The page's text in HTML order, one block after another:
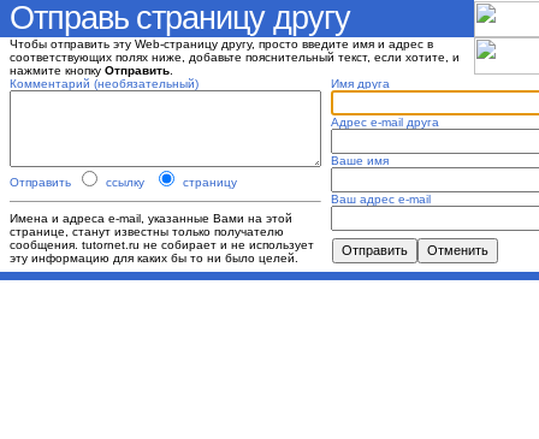
Отправь страницу другу
Чтобы отправить эту Web-страницу другу, просто введите имя и адрес в
соответствующих полях ниже, добавьте пояснительный текст, если хотите, и
нажмите кнопку Отправить
Комментарий (необязательный)
Отправить ссылку страницу
Имена и адреса e-mail, указанные Вами на этой
странице, станут известны только получателю
сообщения. tutornet.ru не собирает и не использует
эту информацию для каких бы то ни было целей.
Имя друга
Адрес e-mail друга
Ваше имя
Ваш адрес e-mail